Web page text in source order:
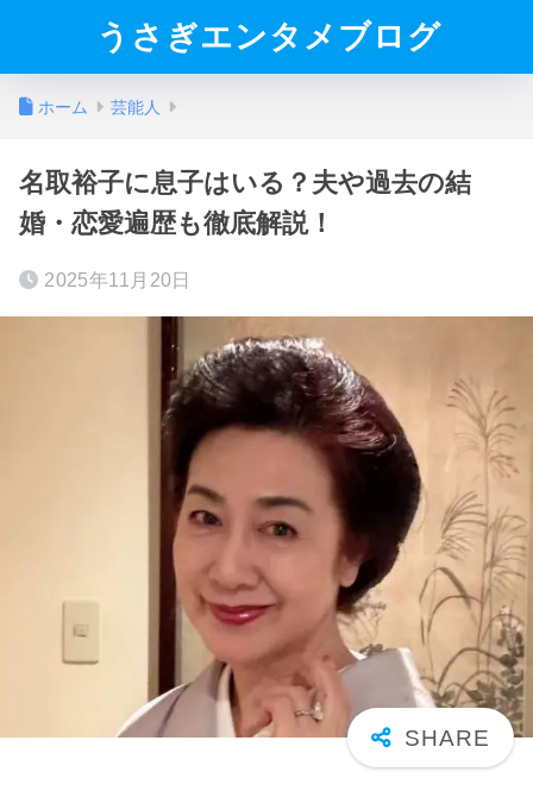
うさぎエンタメブログ
ホーム 芸能人
名取裕子に息子はいる？夫や過去の結
婚・恋愛遍歴も徹底解説！
2025年11月20日